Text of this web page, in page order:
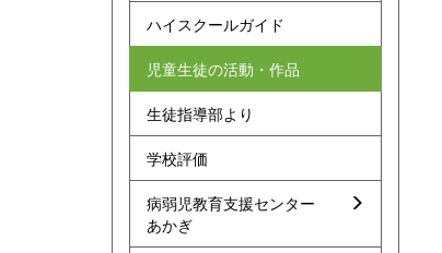
ハイスクールガイド
児童生徒の活動・作品
生徒指導部より
学校評価
病弱児教育支援センター
あかぎ